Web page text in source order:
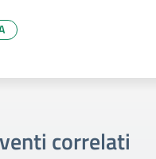
correlati